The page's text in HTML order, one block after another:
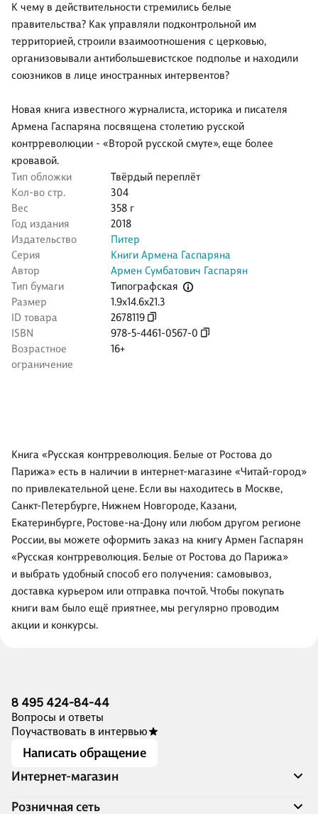
К чему в действительности стремились белые
правительства? Как управляли подконтрольной им
территорией, строили взаимоотношения с церковью,
организовывали антибольшевистское подполье и находили
союзников в лице иностранных интервентов?
Новая книга известного журналиста, историка и писателя
Армена Гаспаряна посвящена столетию русской
контрреволюции - «Второй русской смуте», еще более
кровавой.
Тип обложки
Твёрдый переплёт
Кол-во стр.
304
Вес
358 г
Год издания
2018
Издательство
Питер
Серия
Книги Армена Гаспаряна
Автор
Армен Сумбатович Гаспарян
Тип бумаги
Типографская
Размер
1.9x14.6x21.3
ID товара
2678119
ISBN
978-5-4461-0567-0
Возрастное
ограничение
16+
Книга «Русская контрреволюция. Белые от Ростова до
Парижа» есть в наличии в интернет-магазине «Читай-город»
по привлекательной цене. Если вы находитесь в Москве,
Санкт-Петербурге, Нижнем Новгороде, Казани,
Екатеринбурге, Ростове-на-Дону или любом другом регионе
России, вы можете оформить заказ на книгу Армен Гаспарян
«Русская контрреволюция. Белые от Ростова до Парижа»
и выбрать удобный способ его получения: самовывоз,
доставка курьером или отправка почтой. Чтобы покупать
книги вам было ещё приятнее, мы регулярно проводим
акции и конкурсы.
8 495 424-84-44
Вопросы и ответы
Поучаствовать в интервью
Написать обращение
Интернет-магазин
Акции
Розничная сеть